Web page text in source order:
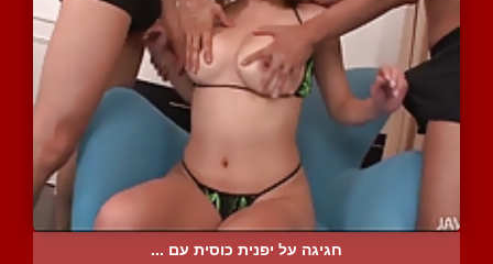
חגיגה על יפנית כוסית עם ...